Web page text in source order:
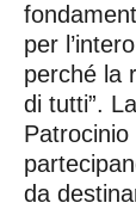
per
perché la
di tutti”.
da